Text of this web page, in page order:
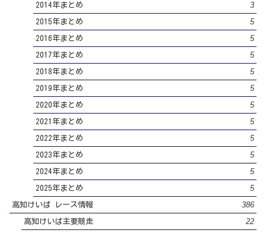
2014年まとめ 3
2015年まとめ 5
2016年まとめ 5
2017年まとめ 5
2018年まとめ 5
2019年まとめ 5
2020年まとめ 5
2021年まとめ 5
2022年まとめ 5
2023年まとめ 5
2024年まとめ 5
2025年まとめ 5
高知けいば レース情報 386
高知けいば主要競走 22